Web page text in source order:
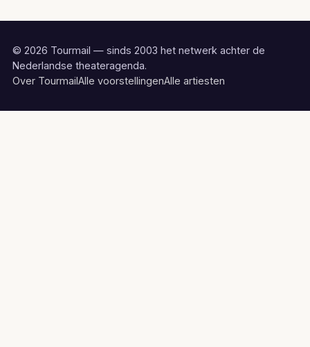
© 2026 Tourmail — sinds 2003 het netwerk achter de
Nederlandse theateragenda.
Over TourmailAlle voorstellingenAlle artiesten